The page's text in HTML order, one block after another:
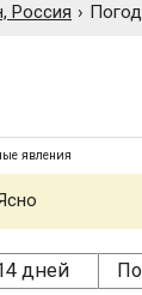
Россия
явления
дней